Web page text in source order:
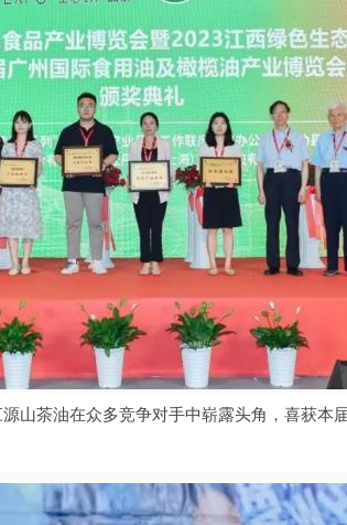
山茶油在众多竞争对手中崭露头角，喜获本